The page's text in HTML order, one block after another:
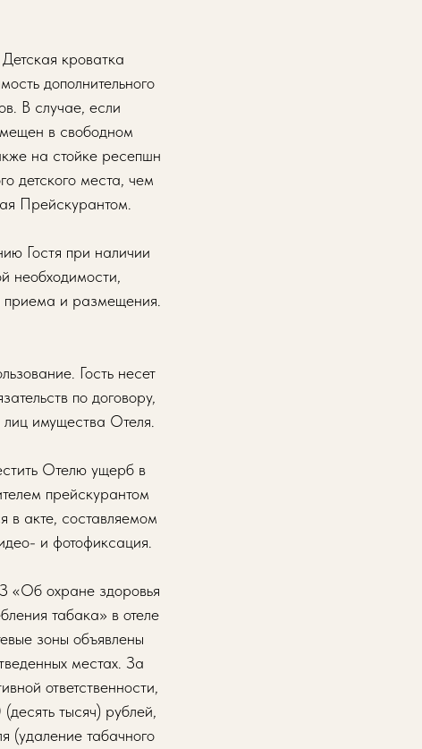
кроватка
дополнительного
В случае, если
в свободном
на стойке ресепшн
детского места, чем
Прейскурантом.
Гостя при наличии
необходимости,
и размещения.
Гость несет
по договору,
имущества Отеля.
Отелю ущерб в
прейскурантом
в акте, составляемом
и фотофиксация.
«Об охране здоровья
табака» в отеле
зоны объявлены
местах. За
ответственности,
тысяч) рублей,
(удаление табачного